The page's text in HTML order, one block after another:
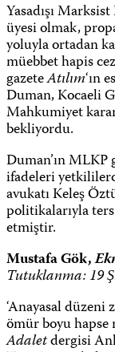
Yasadışı
üyesi olmak,
yoluyla ortadan
müebbet hapis
gazeteAtılım‘ın
Duman, Kocaeli
Mahkumiyet
bekliyordu.
Duman’ın MLKP
ifadeleri
avukatı Keleş
politikalarıyla
etmiştir.
Mustafa Gök,
Tutuklanma: 19
‘Anayasal düzeni
ömür boyu
Adaletdergisi